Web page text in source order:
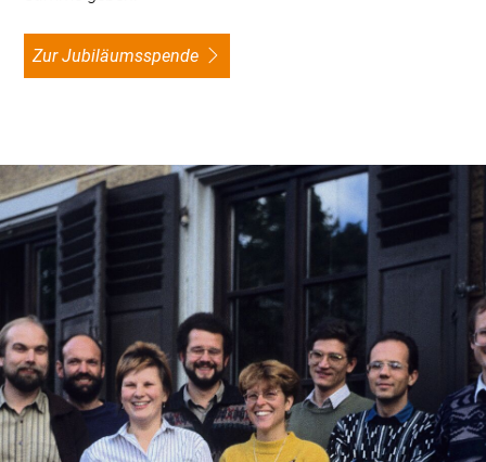
Zur Jubiläumsspende